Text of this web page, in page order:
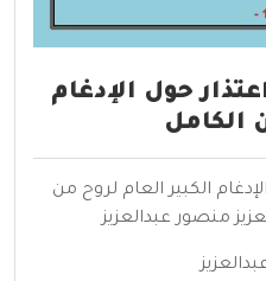
حول الإدغام
الكامل
الكبير العام لروح من
منصور عبدالعزيز